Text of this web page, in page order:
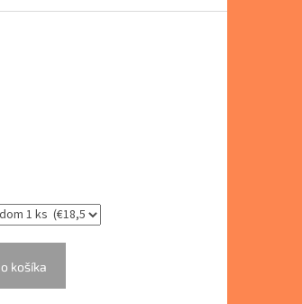
košíka